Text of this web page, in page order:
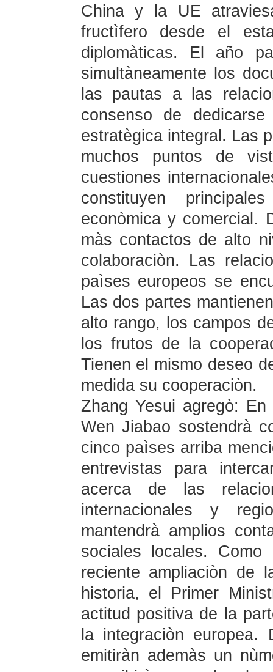
China y la UE
fructìfero desde el
diplomàticas. El año
simultàneamente los
las pautas a las
consenso de
estratègica integral. Las
muchos puntos de
cuestiones
constituyen
econòmica y comercial.
màs contactos de alto
colaboraciòn. Las
paìses europeos se
Las dos partes
alto rango, los campos
los frutos de la
Tienen el mismo deseo
medida su cooperaciòn.
Zhang Yesui agregò:
Wen Jiabao sostendrà
cinco paìses arriba
entrevistas para
acerca de las
internacionales y
mantendrà amplios
sociales locales.
reciente ampliaciòn de
historia, el Primer
actitud positiva de la
la integraciòn
emitiràn ademàs un